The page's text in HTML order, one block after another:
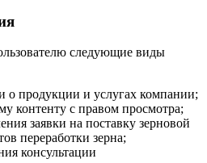
следующие виды
о продукции и услугах компании;
контенту с правом просмотра;
заявки на поставку зерновой
переработки зерна;
консультации